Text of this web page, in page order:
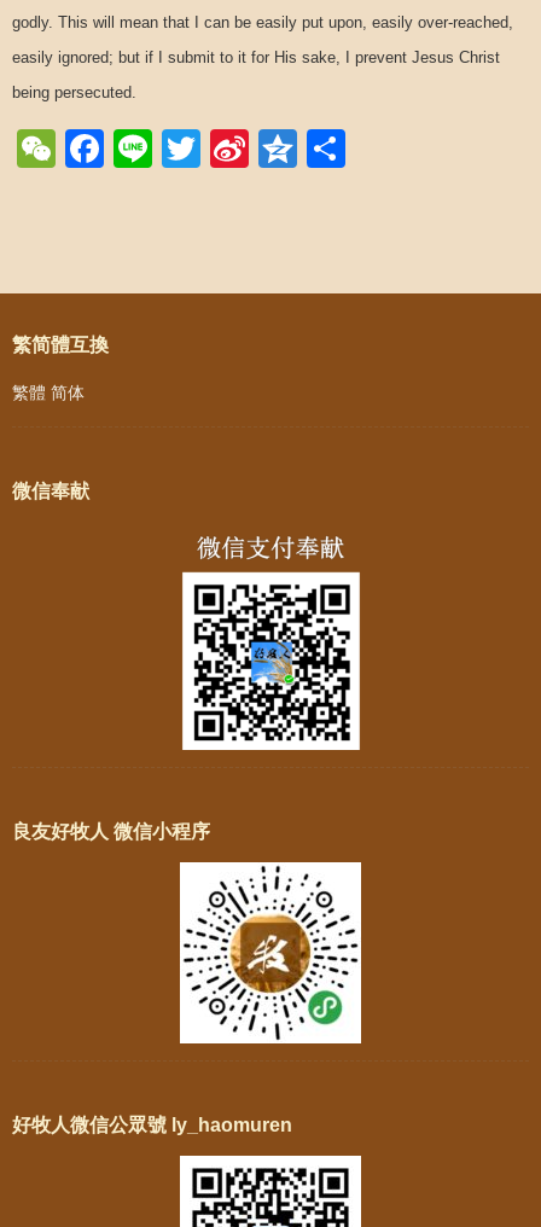
godly. This will mean that I can be easily put upon, easily over-reached,
easily ignored; but if I submit to it for His sake, I prevent Jesus Christ
being persecuted.
WeChat
Facebook
LineTwitter
SinaQzone
Post navigation
繁简體互換
繁體 简体
微信奉献
良友好牧人 微信小程序
好牧人微信公眾號 ly_haomuren